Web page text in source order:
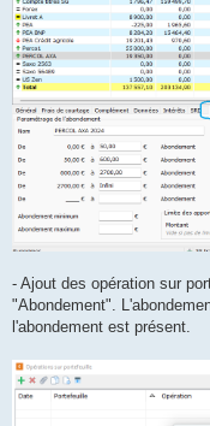
- Ajout des opération sur
"Abondement".
l'abondement est présent.